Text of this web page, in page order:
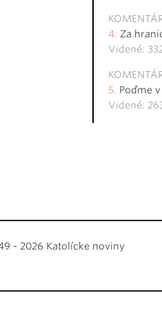
Za
Videné:
Poďme
Videné:
- 2026 Katolícke noviny